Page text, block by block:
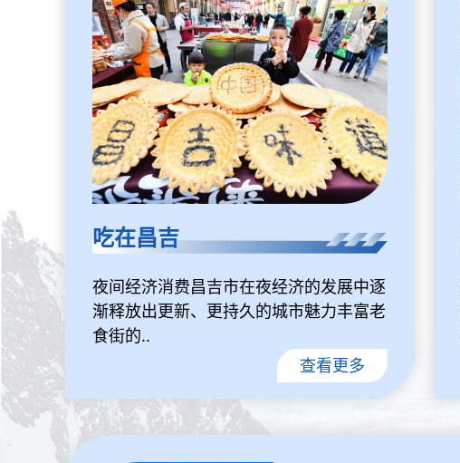
吃在昌吉
夜间经济消费昌吉市在夜经济的发展中逐
渐释放出更新、更持久的城市魅力丰富老
食街的..
查看更多